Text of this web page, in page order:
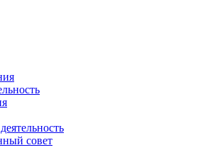
совет